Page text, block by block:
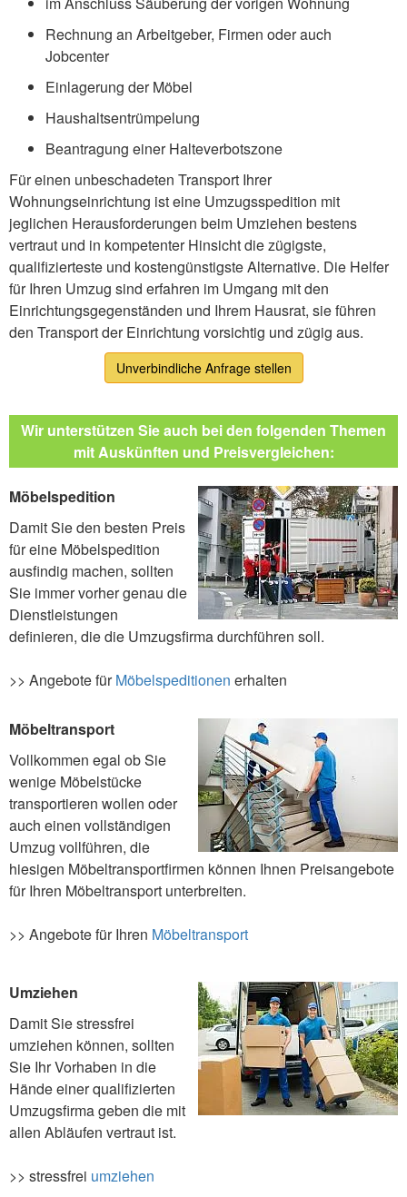
Rechnung an Arbeitgeber, Firmen oder auch
Jobcenter
Einlagerung der Möbel
Haushaltsentrümpelung
Beantragung einer Halteverbotszone
Für einen unbeschadeten Transport Ihrer
Wohnungseinrichtung ist eine Umzugsspedition mit
jeglichen Herausforderungen beim Umziehen bestens
vertraut und in kompetenter Hinsicht die zügigste,
qualifizierteste und kostengünstigste Alternative. Die Helfer
für Ihren Umzug sind erfahren im Umgang mit den
Einrichtungsgegenständen und Ihrem Hausrat, sie führen
den Transport der Einrichtung vorsichtig und zügig aus.
Unverbindliche Anfrage stellen
Wir unterstützen Sie auch bei den folgenden Themen
mit Auskünften und Preisvergleichen:
Möbelspedition
Damit Sie den besten Preis
für eine Möbelspedition
ausfindig machen, sollten
Sie immer vorher genau die
Dienstleistungen
definieren, die die Umzugsfirma durchführen soll.
>> Angebote fürMöbelspeditionen erhalten
Möbeltransport
Vollkommen egal ob Sie
wenige Möbelstücke
transportieren wollen oder
auch einen vollständigen
Umzug vollführen, die
hiesigen Möbeltransportfirmen können Ihnen Preisangebote
für Ihren Möbeltransport unterbreiten.
>> Angebote für Ihren Möbeltransport
Umziehen
Damit Sie stressfrei
umziehen können, sollten
Sie Ihr Vorhaben in die
Hände einer qualifizierten
Umzugsfirma geben die mit
allen Abläufen vertraut ist.
>> stressfrei umziehen